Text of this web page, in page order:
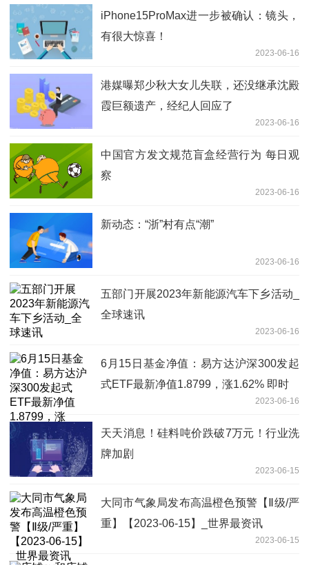
iPhone15ProMax进一步被确认：镜头，
有很大惊喜！
2023-06-16
港媒曝郑少秋大女儿失联，还没继承沈殿
霞巨额遗产，经纪人回应了
2023-06-16
中国官方发文规范盲盒经营行为 每日观
察
2023-06-16
新动态：“浙”村有点“潮”
2023-06-16
五部门开展2023年新能源汽车下乡活动_
全球速讯
2023-06-16
6月15日基金净值：易方达沪深300发起
式ETF最新净值1.8799，涨1.62% 即时
2023-06-16
天天消息！硅料吨价跌破7万元！行业洗
牌加剧
2023-06-15
大同市气象局发布高温橙色预警【Ⅱ级/严
重】【2023-06-15】_世界最资讯
2023-06-15